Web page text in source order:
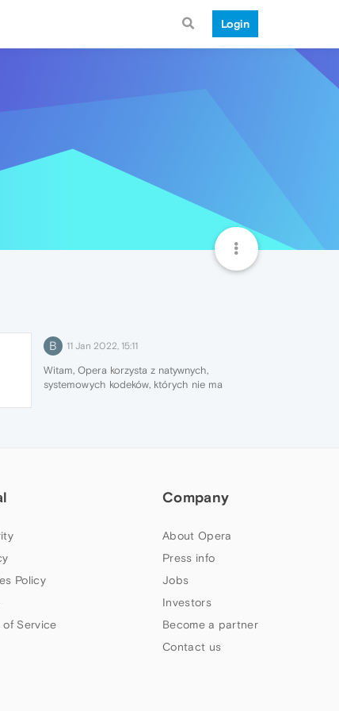
Login
B 11 Jan 2022, 15:11
Witam, Opera korzysta z natywnych,
systemowych kodeków, których nie ma
Policy
of Service
Company
About Opera
Press info
Jobs
Investors
Become a partner
Contact us